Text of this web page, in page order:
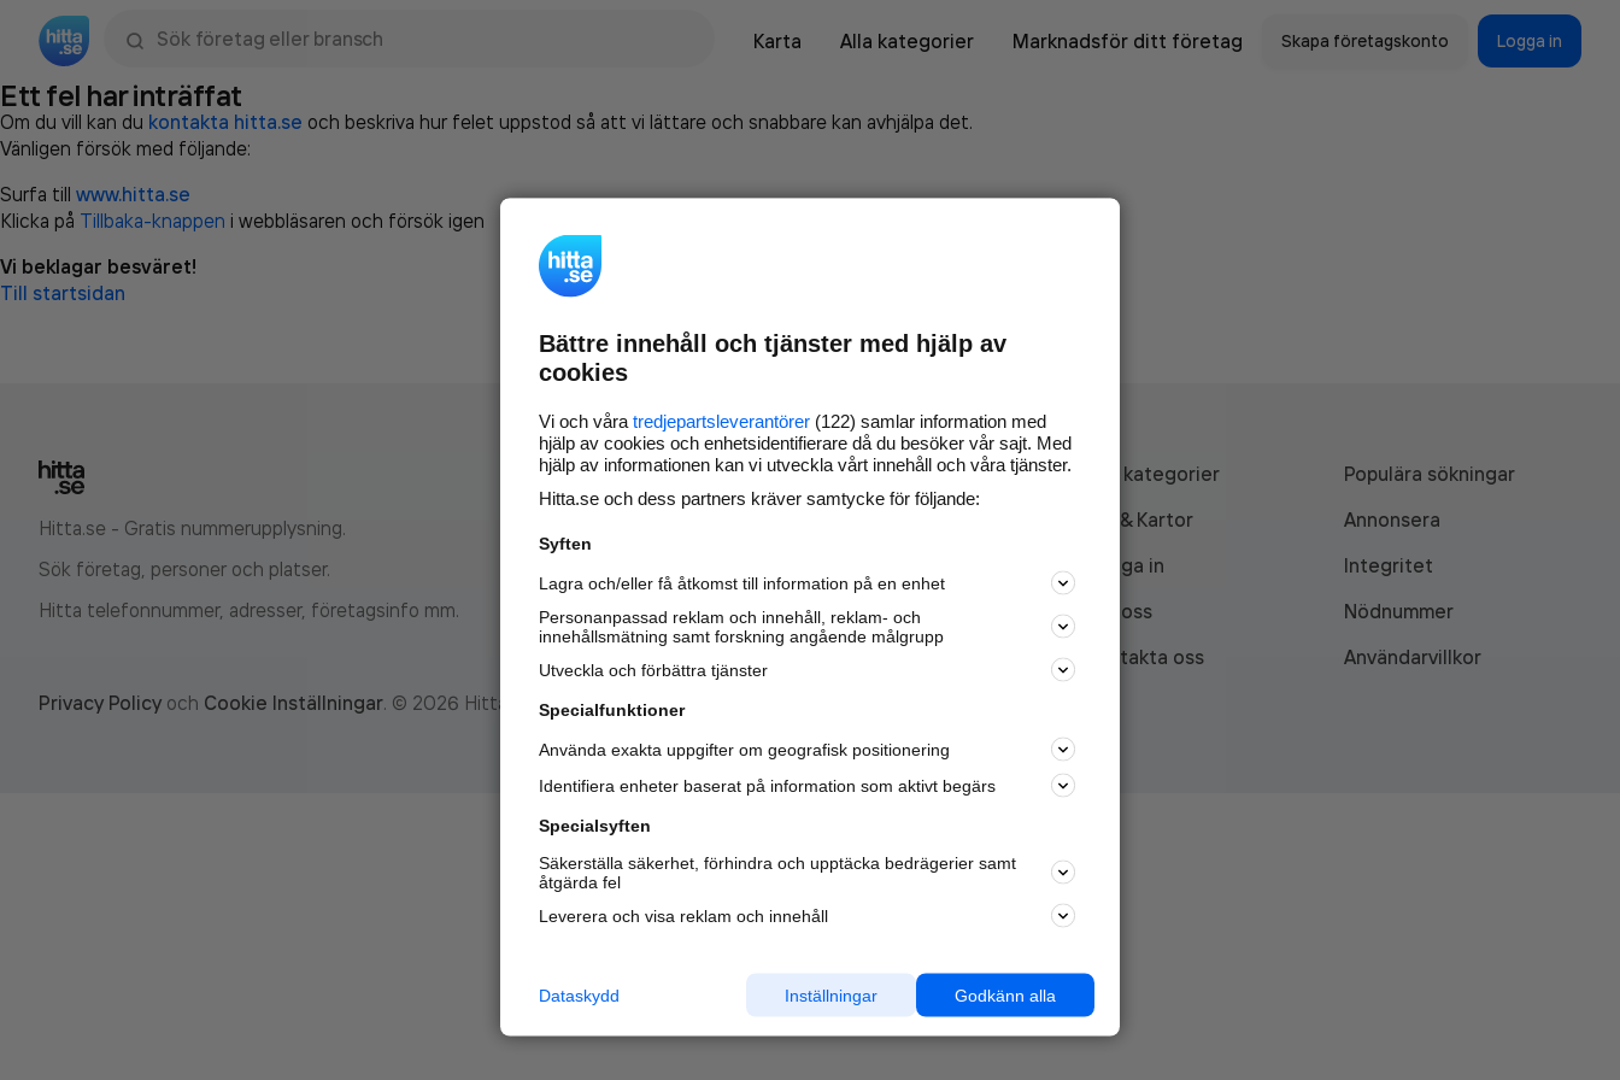
Karta
Alla kategorier Marknadsför ditt företag Skapa företagskonto Logga in
Ett fel har inträffat
Om du vill kan du kontakta hitta.se och beskriva hur felet uppstod så att vi lättare och snabbare kan avhjälpa det.
Vänligen försök med följande:
Surfa till www.hitta.se
Klicka på Tillbaka-knappen i webbläsaren och försök igen
Vi beklagar besväret!
Till startsidan
Hitta.se - Gratis nummerupplysning.
Sök företag, personer och platser.
Hitta telefonnummer, adresser, företagsinfo mm.
Marknadsför företaget på
nya kunder och
samarbetspartners nära dig.
Läs mer här
Alla kategorier
Populära sökningar
API & Kartor
Annonsera
Logga in
Integritet
Om oss
Nödnummer
Kontakta oss
Användarvillkor
Privacy Policy och Cookie Inställningar. © 2026 Hitta.se
Bättre innehåll och tjänster med hjälp av
cookies
Vi och våra tredjepartsleverantörer (122) samlar information med
hjälp av cookies och enhetsidentifierare då du besöker vår sajt. Med
hjälp av informationen kan vi utveckla vårt innehåll och våra tjänster.
Hitta.se och dess partners kräver samtycke för följande:
Syften
Lagra och/eller få åtkomst till information på en enhet
Personanpassad reklam och innehåll, reklam- och
innehållsmätning samt forskning angående målgrupp
Utveckla och förbättra tjänster
Specialfunktioner
Använda exakta uppgifter om geografisk positionering
Identifiera enheter baserat på information som aktivt begärs
Specialsyften
Säkerställa säkerhet, förhindra och upptäcka bedrägerier samt
åtgärda fel
Leverera och visa reklam och innehåll
Godkänn alla
Inställningar
Dataskydd